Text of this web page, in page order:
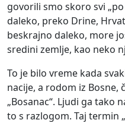
govorili smo skoro svi
daleko, preko Drine,
beskrajno daleko, more
sredini zemlje, kao neko
To je bilo vreme kada
nacije, a rodom iz Bosne,
„Bosanac“. Ljudi ga tako
to s razlogom. Taj termin